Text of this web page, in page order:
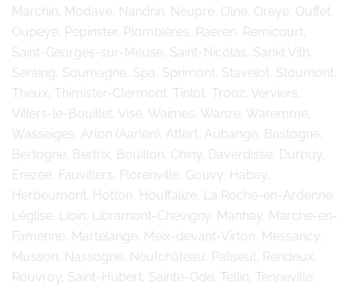
Marchin, Modave, Nandrin, Neupré, Olne, Oreye, Ouffet,
Oupeye, Pepinster, Plombières, Raeren, Remicourt,
Saint-Georges-sur-Meuse, Saint-Nicolas, Sankt Vith,
Seraing, Soumagne, Spa, Sprimont, Stavelot, Stoumont,
Theux, Thimister-Clermont, Tinlot, Trooz, Verviers,
Villers-le-Bouillet, Visé, Waimes, Wanze, Waremme,
Wasseiges, Arlon (Aarlen), Attert, Aubange, Bastogne,
Bertogne, Bertrix, Bouillon, Chiny, Daverdisse, Durbuy,
Érezée, Fauvillers, Florenville, Gouvy, Habay,
Herbeumont, Hotton, Houffalize, La Roche-en-Ardenne,
Léglise, Libin, Libramont-Chevigny, Manhay, Marche-en-
Famenne, Martelange, Meix-devant-Virton, Messancy,
Musson, Nassogne, Neufchâteau, Paliseul, Rendeux,
Rouvroy, Saint-Hubert, Sainte-Ode, Tellin, Tenneville,